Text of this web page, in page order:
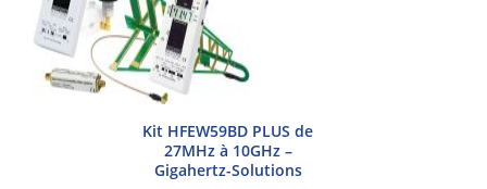
Kit HFEW59BD PLUS de
27MHz à 10GHz –
Gigahertz-Solutions